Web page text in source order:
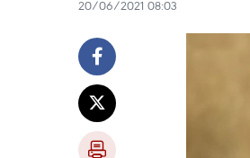
20/06/2021 08:03